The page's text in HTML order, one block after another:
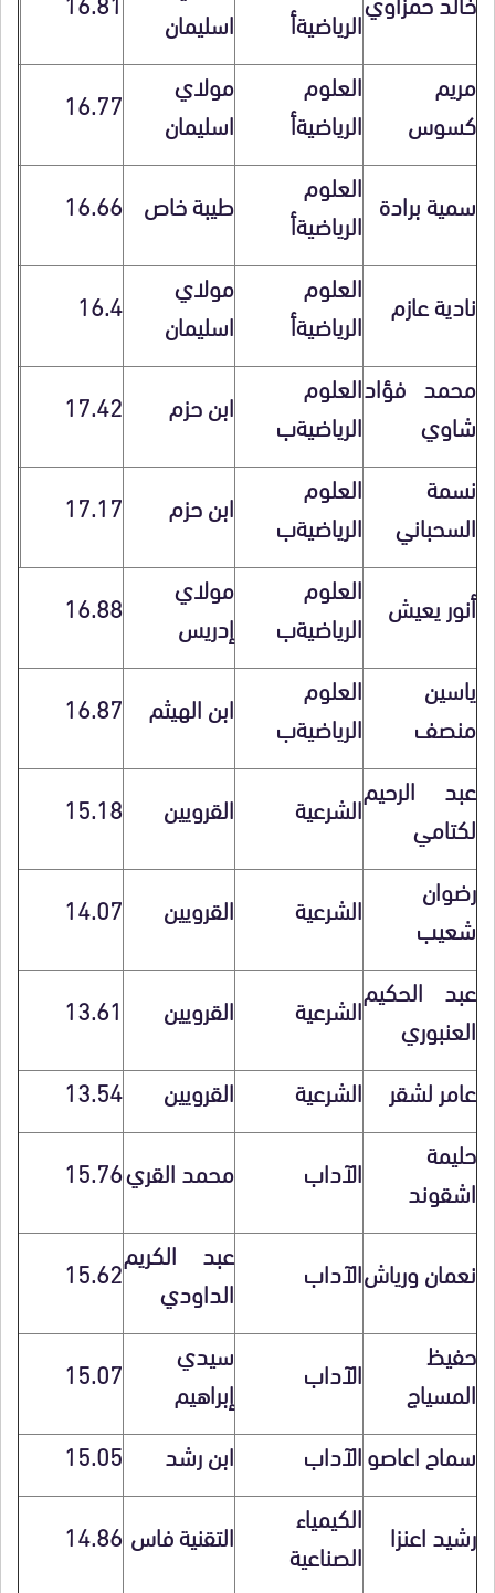
الرياضيةأ
اسليمان
مريم
كسوس
العلوم
الرياضيةأ
مولاي
اسليمان
16.77
سمية برادة العلوم
الرياضيةأ
طيبة خاص 16.66
نادية عازم
العلوم
الرياضيةأ
مولاي
اسليمان
16.4
محمد فؤاد
شاوي
العلوم
الرياضيةب
ابن حزم
17.42
نسمة
السحباني
العلوم
الرياضيةب
ابن حزم 17.17
أنور يعيش
العلوم
الرياضيةب
مولاي
إدريس
16.88
ياسين
منصف
العلوم
الرياضيةب
ابن الهيثم
16.87
عبد الرحيم
لكتامي
الشرعية القرويين
15.18
رضوان
شعيب
الشرعية القرويين
14.07
عبد الحكيم
العنبوري
الشرعية القرويين
13.61
عامر لشقر
الشرعية القرويين
13.54
حليمة
اشقوند
الآداب محمد القري15.76
نعمان ورياشالآداب
عبد الكريم
الداودي
15.62
حفيظ
المسياج
الآداب
سيدي
إبراهيم
15.07
سماح اعاصوالآداب ابن رشد
15.05
رشيد اعنزا
الكيمياء
الصناعية
التقنية فاس 14.86